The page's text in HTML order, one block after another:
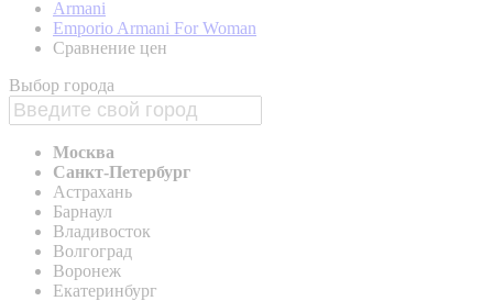
Armani
Emporio Armani For Woman
Сравнение цен
Выбор города
Москва
Санкт-Петербург
Астрахань
Барнаул
Владивосток
Волгоград
Воронеж
Екатеринбург